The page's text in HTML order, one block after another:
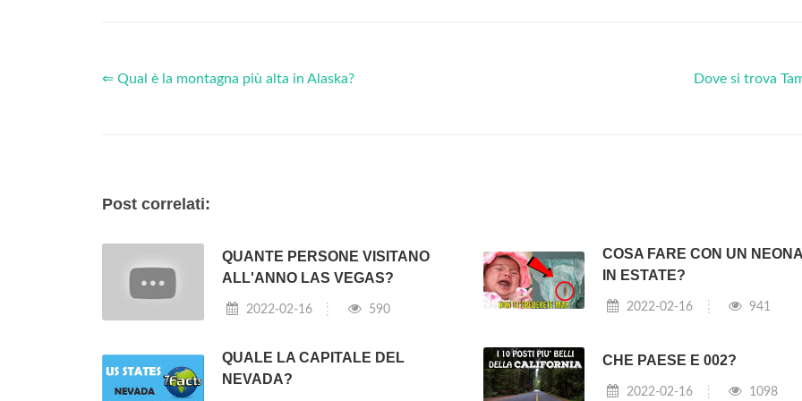
⇐ Qual è la montagna più alta in Alaska? Dove si trova
Post correlati:
QUANTE PERSONE VISITANO
ALL'ANNO LAS VEGAS?
2022-02-16 590
COSA FARE CON UN
IN ESTATE?
2022-02-16 941
QUALE LA CAPITALE DEL
NEVADA?
CHE PAESE E 002?
2022-02-16 1098